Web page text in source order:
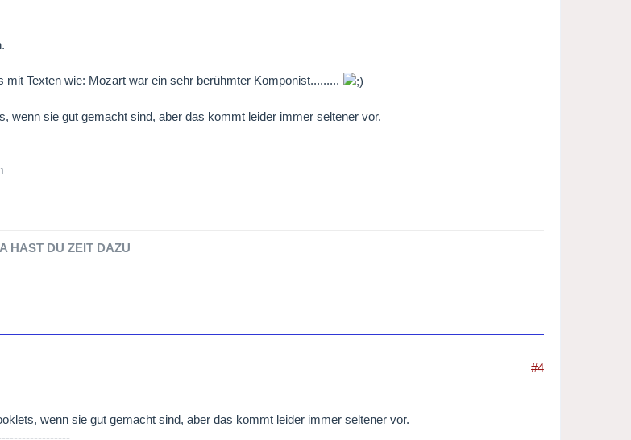
mit Texten wie: Mozart war ein sehr berühmter Komponist.........
wenn sie gut gemacht sind, aber das kommt leider immer seltener vor.
HAST DU ZEIT DAZU
#4
wenn sie gut gemacht sind, aber das kommt leider immer seltener vor.